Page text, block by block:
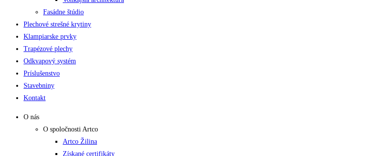
Fasádne štúdio
Plechové strešné krytiny
Klampiarske prvky
Trapézové plechy
Odkvapový systém
Príslušenstvo
Stavebniny
Kontakt
O nás
O spoločnosti Artco
Artco Žilina
Získané certifikáty